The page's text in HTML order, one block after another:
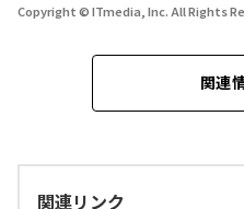
Copyright © ITmedia, Inc. All Rights
関連
関連リンク